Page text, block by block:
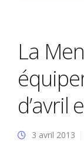
La
d’avril
3 avril 2013